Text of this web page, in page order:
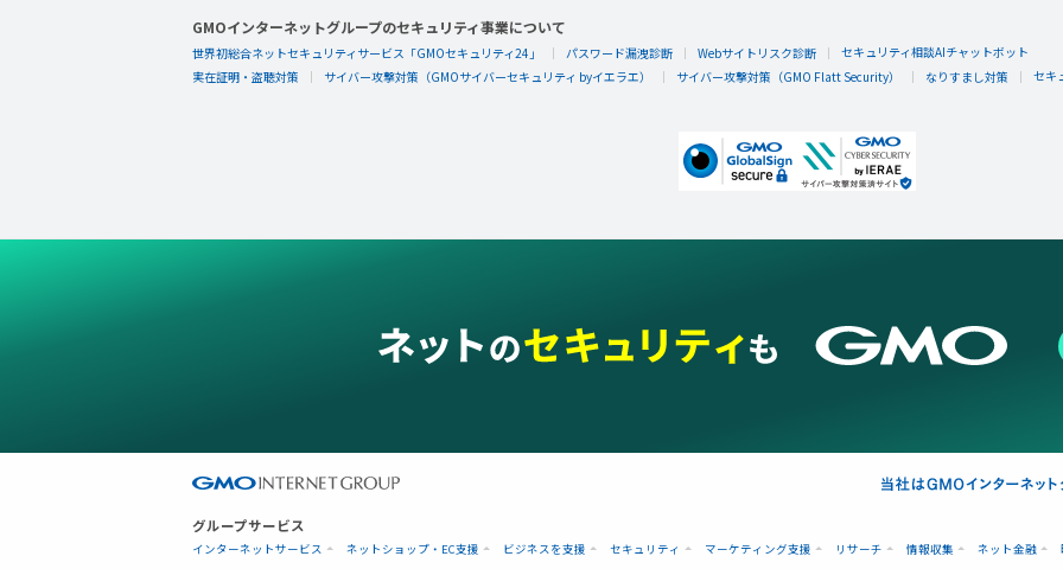
GMOインターネットグループのセキュリティ事業について
世界初総合ネットセキュリティサービス「GMOセキュリティ24」 パスワード漏洩診断 Webサイトリスク診断
セキュリティ相談AIチャットボット
実在証明・盗聴対策
サイバー攻撃対策（GMOサイバーセキュリティ byイエラエ） サイバー攻撃対策（GMO Flatt Security） なりすまし対策 セキ
グループサービス
インターネットサービス ネットショップ・EC支援 ビジネスを支援 セキュリティ マーケティング支援 リサーチ 情報収集 ネット金融